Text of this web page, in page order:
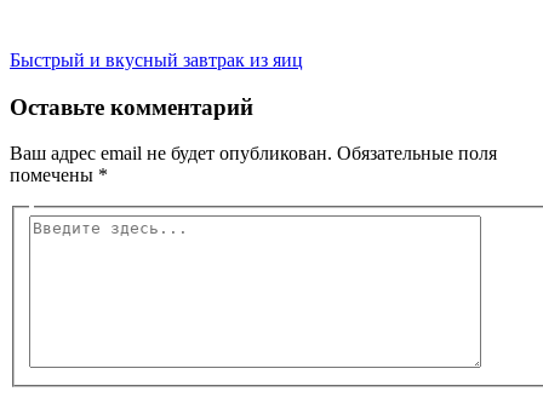
Быстрый и вкусный завтрак из яиц
Оставьте комментарий
Ваш адрес email не будет опубликован. Обязательные поля
помечены *
Введите